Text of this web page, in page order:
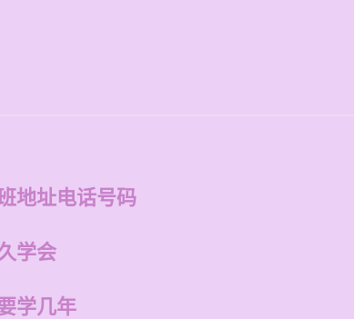
地址电话号码
学会
学几年